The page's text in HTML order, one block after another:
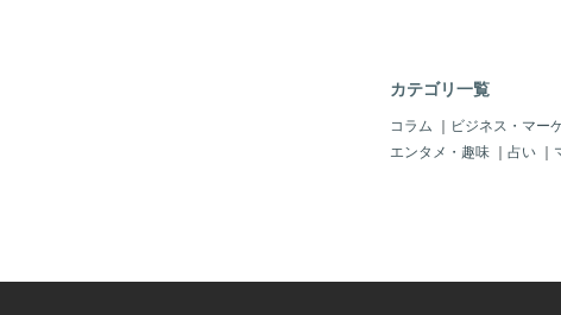
カテゴリ一覧
コラム ｜ ビジネス・マー
エンタメ・趣味 ｜ 占い ｜